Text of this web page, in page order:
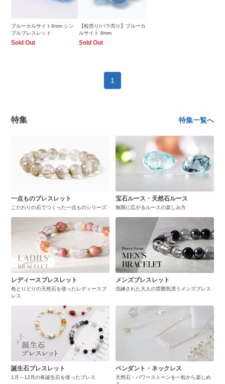
ブルーカルサイト8mm シン
プルブレスレット
Sold Out
【粒売り/バラ売り】ブルーカ
ルサイト 8mm
Sold Out
1
特集 特集一覧へ
一点ものブレスレット
こだわりの石でつくった一点ものシリーズ
宝石ルース・天然石ルース
無限に広がるルースの楽しみ方
レディースブレスレット
色とりどりの天然石を使ったレディースブ
レス
メンズブレスレット
洗練された大人の雰囲気漂うメンズブレス
誕生石ブレスレット
1月～12月の各誕生石を使ったブレス
ペンダント・ネックレス
天然石・パワーストーンを一粒から楽しめ